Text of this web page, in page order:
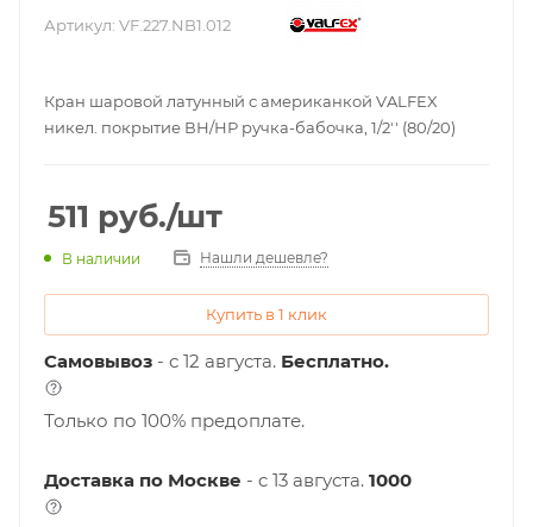
Артикул: VF.227.NB1.012
Кран шаровой латунный с американкой VALFEX
никел. покрытие ВН/НР ручка-бабочка, 1/2'' (80/20)
511 руб./шт
В наличии Нашли дешевле?
Купить в 1 клик
Самовывоз - с 12 августа. Бесплатно.
Только по 100% предоплате.
Доставка по Москве - c 13 августа. 1000